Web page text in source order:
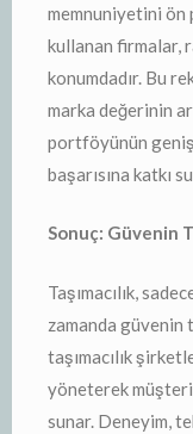
memnuniyetini
kullanan firmalar,
konumdadır. Bu
marka değerinin
portföyünün
başarısına katkı
Sonuç: Güvenin
Taşımacılık,
zamanda güvenin
taşımacılık
yöneterek
sunar. Deneyim,